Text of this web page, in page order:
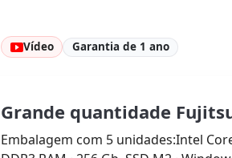
Cartões:
Network:
Outros:
hR embalagens
Peso: 1.00 Kg.
Vídeo Garantia de 1 ano
Grande quantidade
Embalagem com 5 unidades:Intel